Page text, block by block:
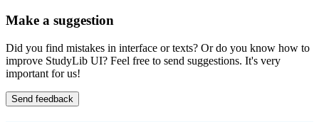
Make a suggestion
Did you find mistakes in interface or texts? Or do you know how to
improve StudyLib UI? Feel free to send suggestions. It's very
important for us!
Send feedback